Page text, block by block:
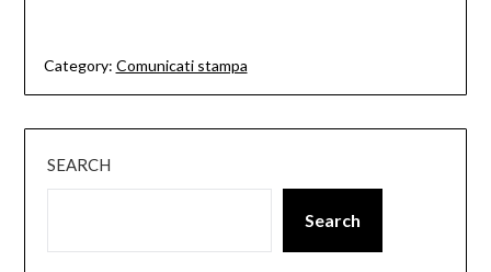
Category: Comunicati stampa
SEARCH
Search